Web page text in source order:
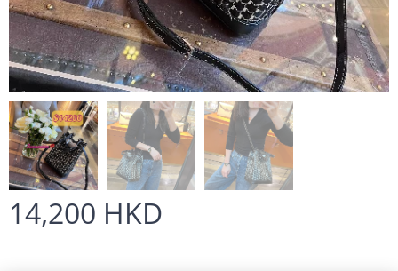
14,200 HKD